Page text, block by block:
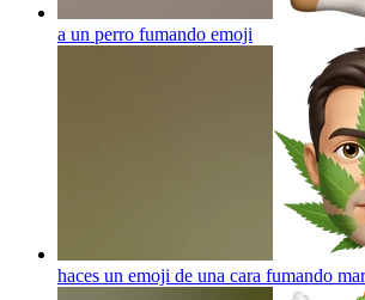
a un perro fumando emoji
haces un emoji de una cara fumando